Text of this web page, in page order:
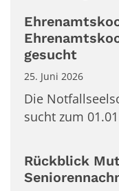
gesucht
25. Juni 2026
Die
sucht zum
Rückblick